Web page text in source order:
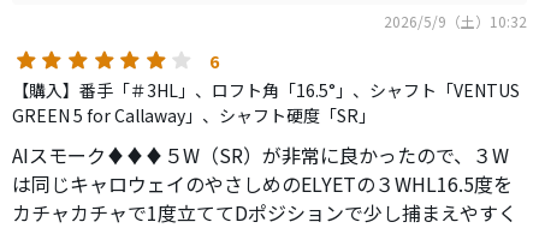
2026/5/9（土）10:32
6
【購入】番手「＃3HL」、ロフト角「16.5°」、シャフト「VENTUS
GREEN 5 for Callaway」、シャフト硬度「SR」
AIスモーク♦♦♦５W（SR）が非常に良かったので、３W
は同じキャロウェイのやさしめのELYETの３WHL16.5度を
カチャカチャで1度立ててDポジションで少し捕まえやすく